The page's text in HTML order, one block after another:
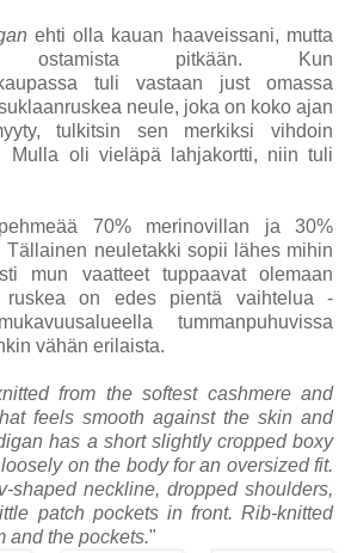
ehti olla kauan haaveissani, mutta
ostamista pitkään. Kun
tuli vastaan just omassa
neule, joka on koko ajan
tulkitsin sen merkiksi vihdoin
Mulla oli vieläpä lahjakortti, niin tuli
70% merinovillan ja 30%
Tällainen neuletakki sopii lähes mihin
mun vaatteet tuppaavat olemaan
ruskea on edes pientä vaihtelua -
tummanpuhuvissa
vähän erilaista.
from the softest cashmere and
feels smooth against the skin and
has a short slightly cropped boxy
on the body for an oversized fit.
shaped neckline, dropped shoulders,
patch pockets in front. Rib-knitted
and the pockets."